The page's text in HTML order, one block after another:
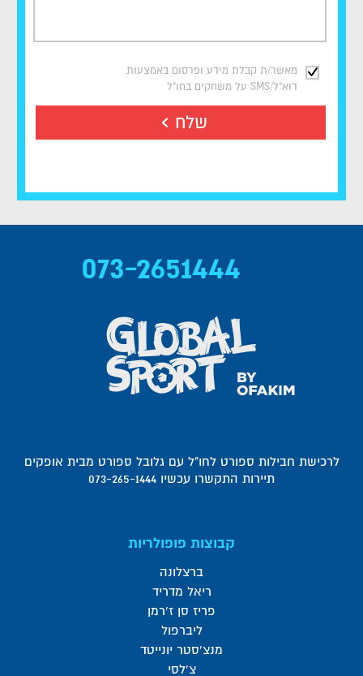
מאשר/ת קבלת מידע ופרסום באמצעות
דוא"ל/SMS על משחקים בחו"ל
שלח
073-2651444
לרכישת חבילות ספורט לחו"ל עם גלובל ספורט מבית אופקים
תיירות התקשרו עכשיו 073-265-1444
קבוצות פופולריות
ברצלונה
ריאל מדריד
פריז סן ז'רמן
ליברפול
מנצ'סטר יונייטד
צ'לסי